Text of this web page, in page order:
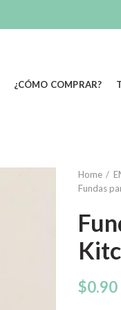
¿CÓMO COMPRAR?
Home
Fundas
$0.90